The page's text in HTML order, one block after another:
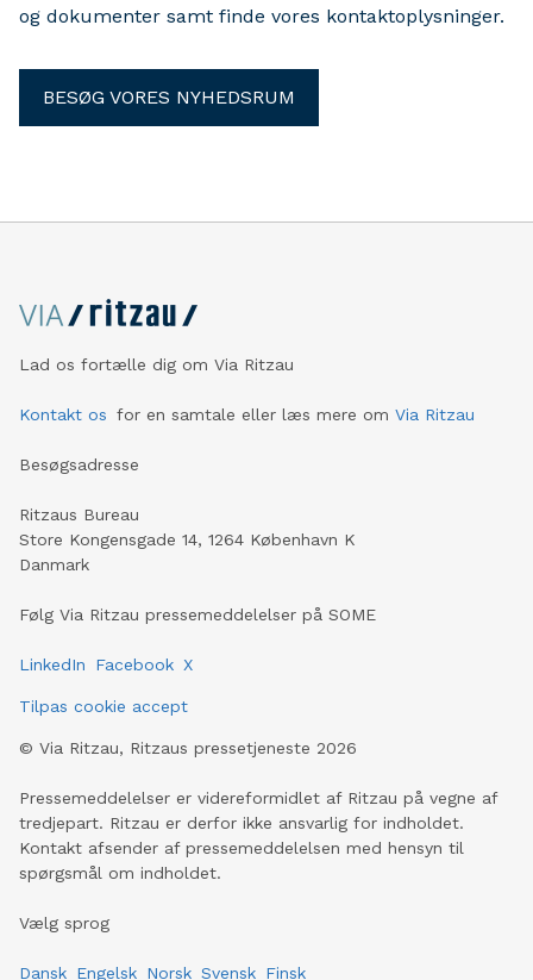
og dokumenter samt finde vores kontaktoplysninger.
BESØG VORES NYHEDSRUM
Lad os fortælle dig om Via Ritzau
Kontakt os for en samtale eller læs mere om Via Ritzau
Besøgsadresse
Ritzaus Bureau
Store Kongensgade 14, 1264 København K
Danmark
Følg Via Ritzau pressemeddelelser på SOME
LinkedIn Facebook X
Tilpas cookie accept
© Via Ritzau, Ritzaus pressetjeneste 2026
Pressemeddelelser er videreformidlet af Ritzau på vegne af
tredjepart. Ritzau er derfor ikke ansvarlig for indholdet.
Kontakt afsender af pressemeddelelsen med hensyn til
spørgsmål om indholdet.
Vælg sprog
Dansk Engelsk Norsk Svensk Finsk